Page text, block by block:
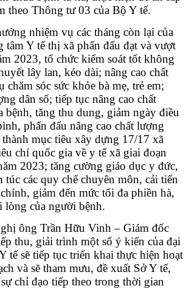
theo Thông tư 03 của Bộ Y tế.
nhiệm vụ các tháng còn lại của
tâm Y tế thị xã phấn đấu đạt và vượt
2023, tổ chức kiểm soát tốt không
lây lan, kéo dài; nâng cao chất
chăm sóc sức khỏe bà mẹ, trẻ em;
dân số; tiếp tục nâng cao chất
bệnh, tăng thu dung, giảm ngày điều
phấn đấu nâng cao chất lượng
mục tiêu xây dựng 17/17 xã
chí quốc gia về y tế xã giai đoạn
2023; tăng cường giáo dục y đức,
túc các quy chế chuyên môn, cải tiến
giảm đến mức tối đa phiền hà,
lòng của người bệnh.
ông Trần Hữu Vinh – Giám đốc
thu, giải trình một số ý kiến của đại
tế sẽ tiếp tục triển khai thực hiện hoạt
và sẽ tham mưu, đề xuất Sở Y tế,
chỉ đạo tiếp theo trong thời gian